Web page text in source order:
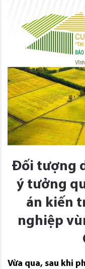
Đối tượng
ý tưởng
án kiến
nghiệp
Vừa qua, sau khi